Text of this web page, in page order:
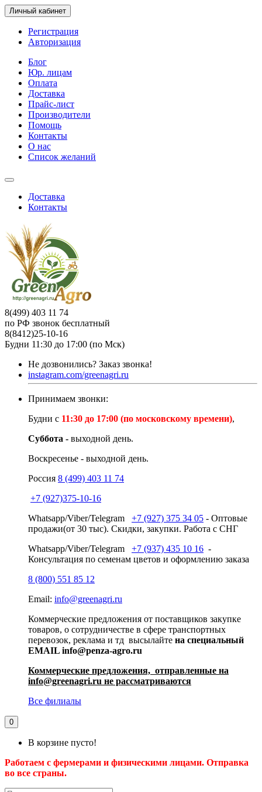
Личный кабинет
Регистрация
Авторизация
Блог
Юр. лицам
Оплата
Доставка
Прайс-лист
Производители
Помощь
Контакты
О нас
Список желаний
Доставка
Контакты
8(499) 403 11 74
по РФ звонок бесплатный
8(8412)25-10-16
Будни 11:30 до 17:00 (по Мск)
Не дозвонились? Заказ звонка!
instagram.com/greenagri.ru
Принимаем звонки:
Будни с 11:30 до 17:00 (по московскому времени),
Суббота - выходной день.
Воскресенье - выходной день.
Россия 8 (499) 403 11 74
+7 (927)375-10-16
Whatsapp/Viber/Telegram +7 (927) 375 34 05 - Оптовые
продажи(от 30 тыс). Скидки, закупки. Работа с СНГ
Whatsapp/Viber/Telegram +7 (937) 435 10 16 -
Консультация по семенам цветов и оформлению заказа
8 (800) 551 85 12
Email: info@greenagri.ru
Коммерческие предложения от поставщиков закупке
товаров, о сотрудничестве в сфере транспортных
перевозок, реклама и тд высылайте на специальный
EMAIL info@penza-agro.ru
Коммерческие предложения, отправленные на
info@greenagri.ru не рассматриваются
Все филиалы
0
В корзине пусто!
Работаем с фермерами и физическими лицами. Отправка
во все страны.